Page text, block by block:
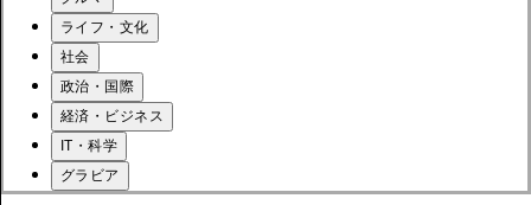
ライフ・文化
社会
政治・国際
経済・ビジネス
IT・科学
グラビア